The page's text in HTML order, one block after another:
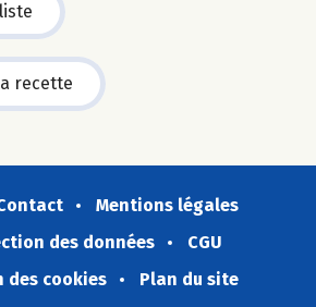
recette
Mentions légales
des données
CGU
des cookies
Plan du site